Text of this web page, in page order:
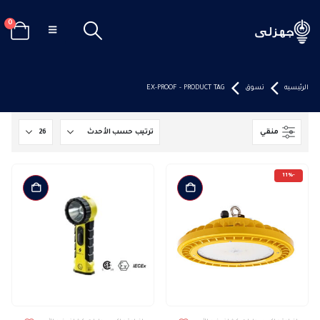
0
الرئيسيه تسوق PRODUCT TAG -
EX-PROOF
منقي
-11%